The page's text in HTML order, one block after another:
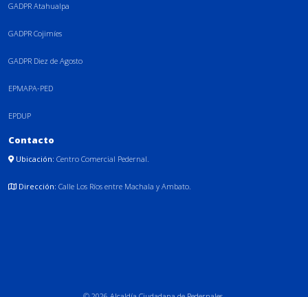
GADPR Atahualpa
GADPR Cojimíes
GADPR Diez de Agosto
EPMAPA-PED
EPDUP
Contacto
Ubicación: Centro Comercial Pedernal.
Dirección: Calle Los Ríos entre Machala y Ambato.